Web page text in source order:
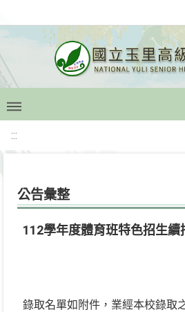
:::
公告彙整
112學年度體育班特色招生續
錄取名單如附件，業經本校錄取